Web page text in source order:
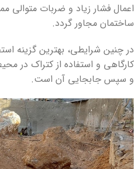
اعمال فشار زیاد و ضربات
ساختمان مجاور گردد.
در چنین شرایطی، بهترین گزینه
کارگاهی و استفاده از کتراک
و سپس جابجایی آن است.